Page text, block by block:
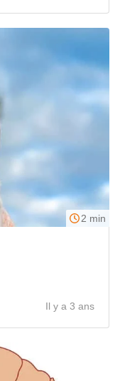
2 min
Il y a 3 ans